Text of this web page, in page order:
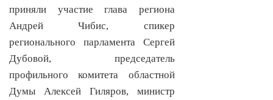
приняли участие глава региона
Андрей Чибис, спикер
регионального парламента Сергей
Дубовой, председатель
профильного комитета областной
Думы Алексей Гиляров, министр